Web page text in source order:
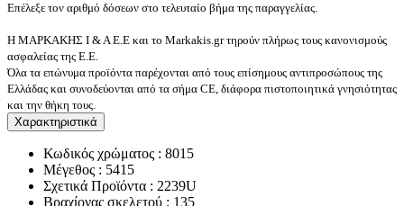
Επέλεξε τον αριθμό δόσεων στο τελευταίο βήμα της παραγγελίας.
Η ΜΑΡΚΑΚΗΣ Ι & Α Ε.Ε και το Markakis.gr τηρούν πλήρως τους κανονισμούς
ασφαλείας της Ε.Ε.
Όλα τα επώνυμα προϊόντα παρέχονται από τους επίσημους αντιπροσώπους της
Ελλάδας και συνοδεύονται από τα σήμα CE, διάφορα πιστοποιητικά γνησιότητας
και την θήκη τους.
Χαρακτηριστικά
Κωδικός χρώματος : 8015
Μέγεθος : 5415
Σχετικά Προϊόντα : 2239U
Βραχίονας σκελετού : 135